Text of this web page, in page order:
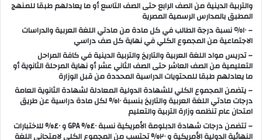
والتربية الدينية من الصف الرابع حتى الصف التاسع أو ما يعادلهم طبقا للمنهج
المطبق بالمدارس الرسمية المصرية
– ١٠٪؜ نسبة درجة الطالب في كل مادة من مادتي اللغة العربية والدراسات
الاجتماعية من المجموع الكلي في نهاية كل صف دراسي
– تدريس مواد اللغة العربية والتاريخ والتربية الدينية في كافة المراحل
التعليمية من الصف العاشر حتى الصف الثاني عشر أو نهاية المرحلة الثانوية أو
ما يعادلهم طبقا للمحتويات الدراسية المحددة من قبل الوزارة
– يتضمن المجموع الكلي للشهادة الدولية المعادلة لشهادة الثانوية العامة
درجات مادتي اللغة العربية والتاريخ بنسبة ١٠% لكل مادة دراسية عن طريق
امتحان عام تنظمه وزارة التربية والتعليم
– تتضمن درجات شهادة الدبلومة الأمريكية نسبة ٤٠% GPA و ٤٠% للاختبارات
النهائية الدولية الأمريكية و ٢٠% تحتسب من المجموع الكلى لامتحاني اللغة